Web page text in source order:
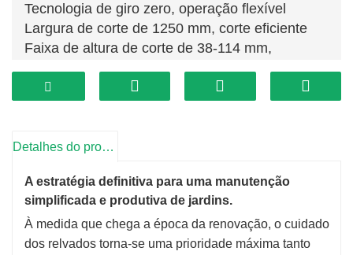
Tecnologia de giro zero, operação flexível
Largura de corte de 1250 mm, corte eficiente
Faixa de altura de corte de 38-114 mm,
adaptando-se às diferentes necessidades.
A embreagem eletromagnética levanta a faca,
qualidade, durável e confiável
Detalhes do produto
A estratégia definitiva para uma manutenção
simplificada e produtiva de jardins.
À medida que chega a época da renovação, o cuidado
dos relvados torna-se uma prioridade máxima tanto